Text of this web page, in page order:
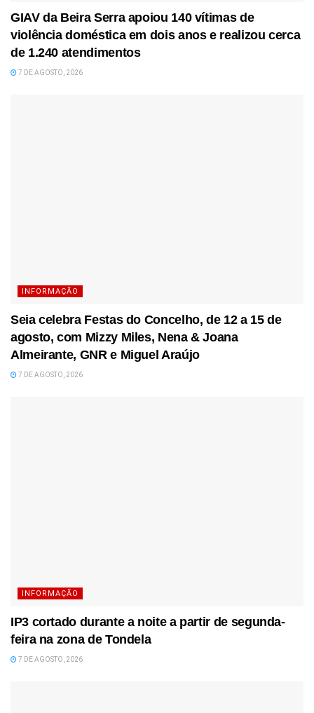
GIAV da Beira Serra apoiou 140 vítimas de
violência doméstica em dois anos e realizou cerca
de 1.240 atendimentos
7 DE AGOSTO, 2026
INFORMAÇÃO
Seia celebra Festas do Concelho, de 12 a 15 de
agosto, com Mizzy Miles, Nena & Joana
Almeirante, GNR e Miguel Araújo
7 DE AGOSTO, 2026
INFORMAÇÃO
IP3 cortado durante a noite a partir de segunda-
feira na zona de Tondela
7 DE AGOSTO, 2026